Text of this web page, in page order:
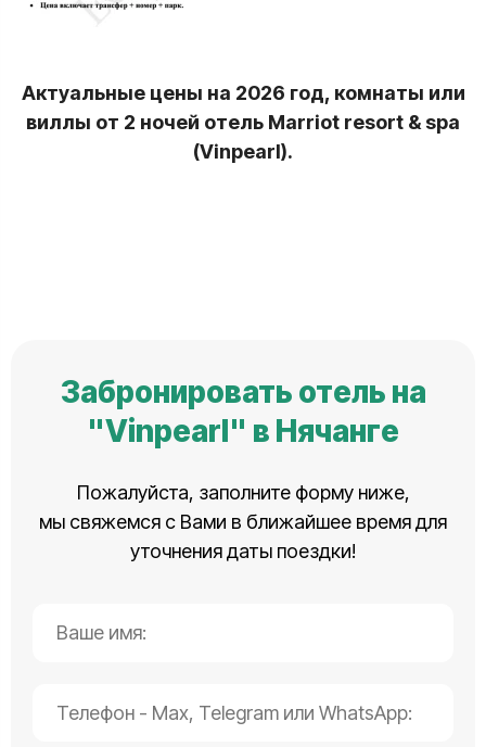
Актуальные цены на 2026 год, комнаты или
виллы от 2 ночей отель Marriot resort & spa
(Vinpearl).
Забронировать отель на
"Vinpearl" в Нячанге
Пожалуйста, заполните форму ниже,
мы свяжемся с Вами в ближайшее время для
уточнения даты поездки!